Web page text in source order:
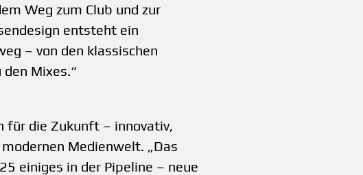
Weg zum Club und zur
entsteht ein
– von den klassischen
Mixes.“
die Zukunft – innovativ,
Medienwelt. „Das
einiges in der Pipeline – neue